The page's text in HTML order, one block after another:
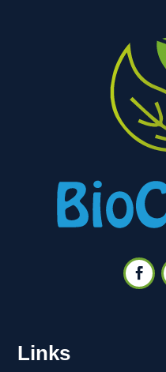
Links